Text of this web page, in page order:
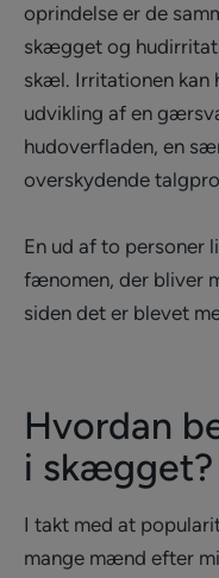
oprindelse er de
skægget og
skæl. Irritationen kan
udvikling af en
hudoverfladen, en
overskydende
En ud af to personer
fænomen, der bliver
siden det er blevet
Hvordan
i skægget?
I takt med at
mange mænd efter